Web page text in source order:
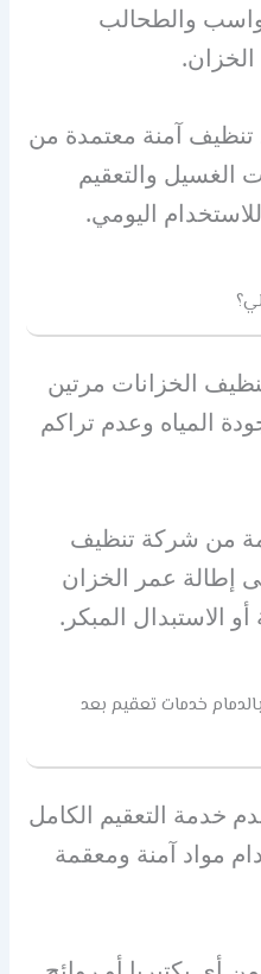
والطحالب
الخزان.
آمنة معتمدة من
الغسيل والتعقيم
اليومي.
الخزانات مرتين
المياه وعدم تراكم
من شركة تنظيف
إطالة عمر الخزان
الاستبدال المبكر.
خدمات تعقيم بعد
خدمة التعقيم الكامل
مواد آمنة ومعقمة